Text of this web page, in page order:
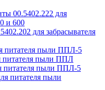
00.5402.222 для
и 600
для забрасывателя
питателя пыли ППЛ-5
питателя пыли ППЛ
питателя пыли ППЛ-5
питателя пыли